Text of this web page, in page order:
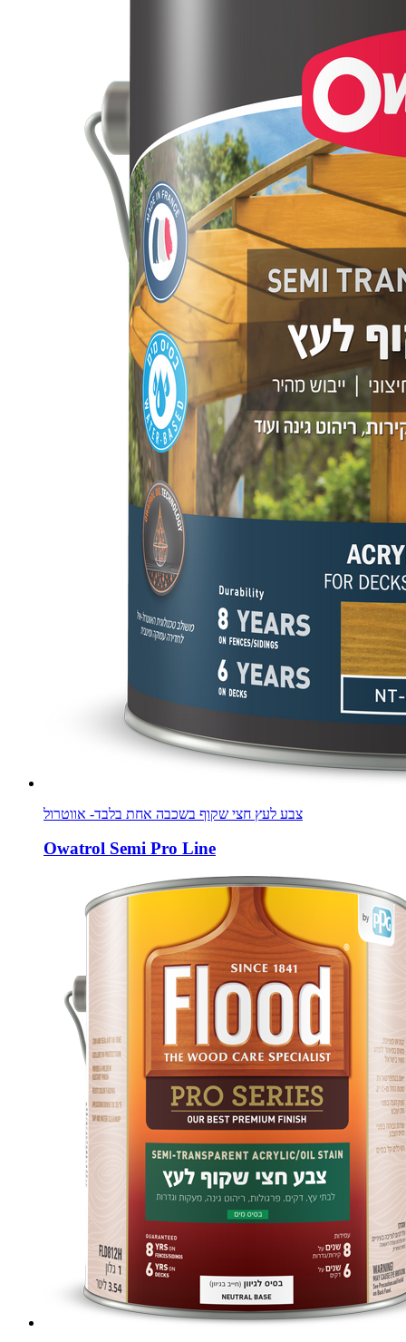
צבע לעץ חצי שקוף בשכבה אחת בלבד- אווטרול
Owatrol Semi Pro Line